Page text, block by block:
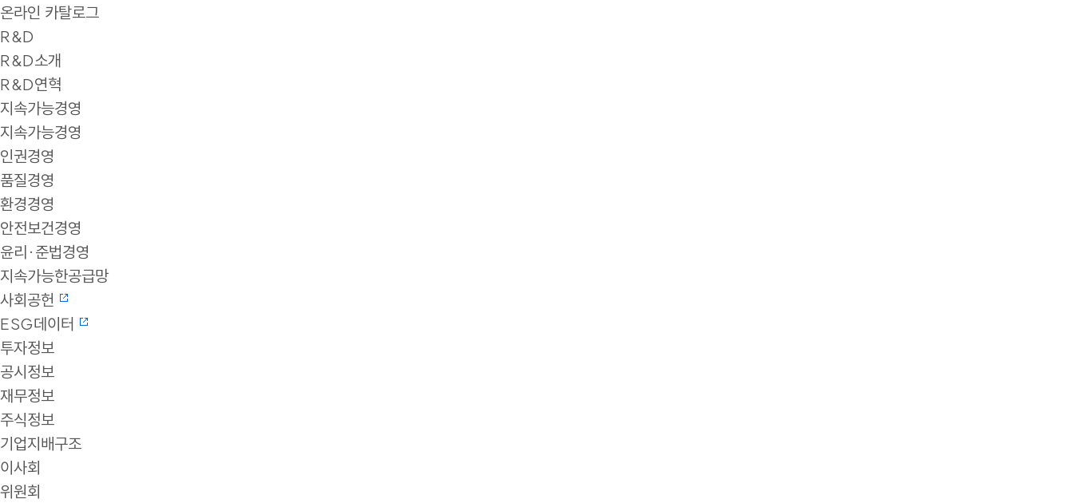
온라인 카탈로그
R&D
R&D소개
R&D연혁
지속가능경영
지속가능경영
인권경영
품질경영
환경경영
안전보건경영
윤리·준법경영
지속가능한공급망
사회공헌
ESG데이터
투자정보
공시정보
재무정보
주식정보
기업지배구조
이사회
위원회